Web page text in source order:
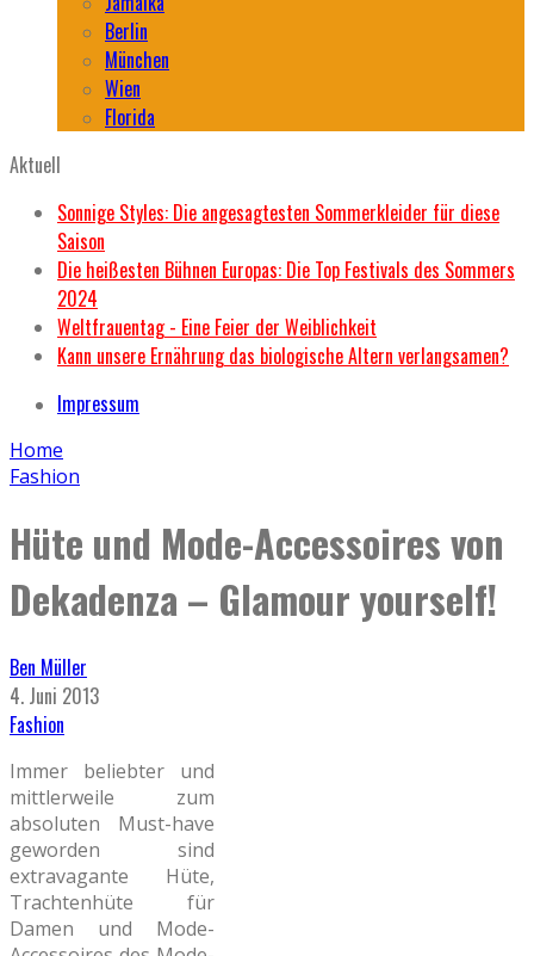
Berlin
München
Wien
Florida
Aktuell
Sonnige Styles: Die angesagtesten Sommerkleider für diese
Saison
Die heißesten Bühnen Europas: Die Top Festivals des Sommers
2024
Weltfrauentag - Eine Feier der Weiblichkeit
Kann unsere Ernährung das biologische Altern verlangsamen?
Impressum
Home
Fashion
Hüte und Mode-Accessoires von
Dekadenza – Glamour yourself!
Ben Müller
4. Juni 2013
Fashion
Immer beliebter und
mittlerweile zum
absoluten Must-have
geworden sind
extravagante Hüte,
Trachtenhüte für
Damen und Mode-